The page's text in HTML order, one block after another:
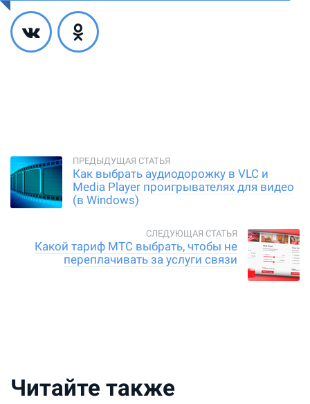
Как выбрать аудиодорожку в VLC и
Media Player проигрывателях для видео
(в Windows)
Какой тариф МТС выбрать, чтобы не
переплачивать за услуги связи
Читайте также